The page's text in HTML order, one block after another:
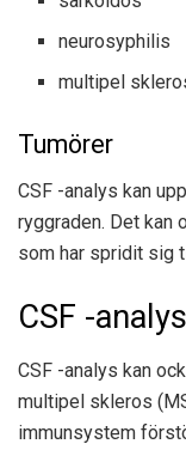
neurosyphilis
multipel
Tumörer
CSF -analys kan
ryggraden. Det kan
som har spridit sig
CSF -
CSF -analys kan
multipel skleros
immunsystem